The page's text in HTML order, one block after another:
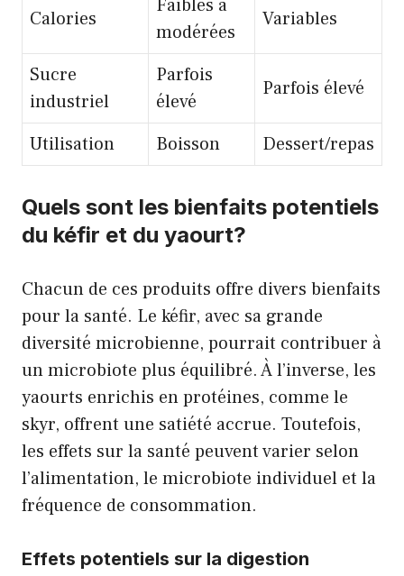
Calories
Faibles à
modérées
Variables
Sucre
industriel
Parfois
élevé
Parfois élevé
Utilisation Boisson Dessert/repas
Quels sont les bienfaits potentiels
du kéfir et du yaourt?
Chacun de ces produits offre divers bienfaits
pour la santé. Le kéfir, avec sa grande
diversité microbienne, pourrait contribuer à
un microbiote plus équilibré. À l’inverse, les
yaourts enrichis en protéines, comme le
skyr, offrent une satiété accrue. Toutefois,
les effets sur la santé peuvent varier selon
l’alimentation, le microbiote individuel et la
fréquence de consommation.
Effets potentiels sur la digestion